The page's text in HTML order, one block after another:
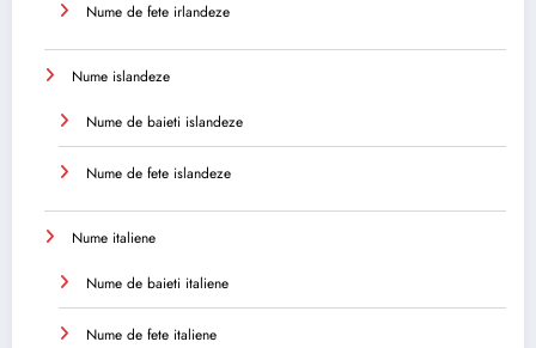
Nume de fete irlandeze
Nume islandeze
Nume de baieti islandeze
Nume de fete islandeze
Nume italiene
Nume de baieti italiene
Nume de fete italiene